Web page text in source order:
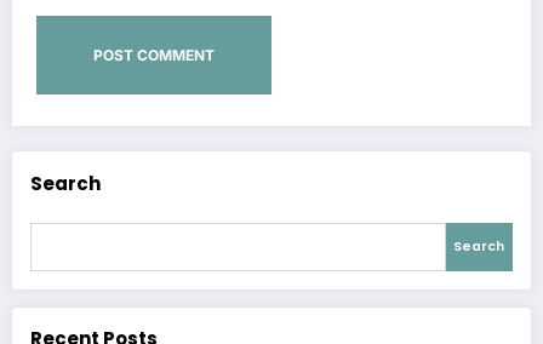
Search
Search
Recent Posts